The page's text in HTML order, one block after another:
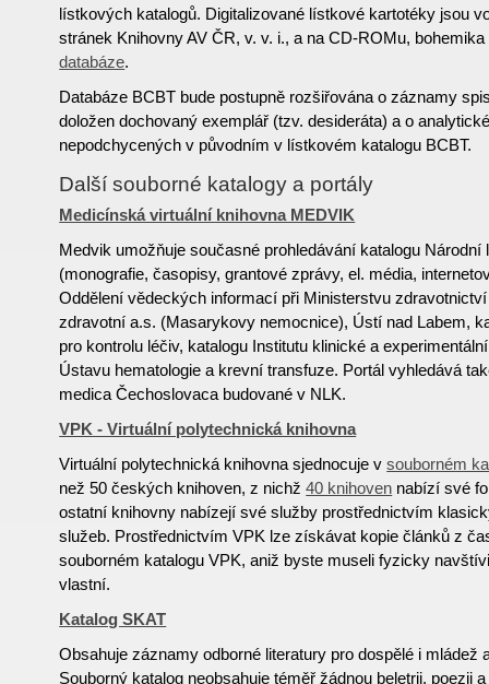
lístkových katalogů. Digitalizované lístkové kartotéky jsou
stránek Knihovny AV ČR, v. v. i., a na CD-ROMu,
databáze.
Databáze BCBT bude postupně rozšiřována o záznamy
doložen dochovaný exemplář (tzv. desideráta) a o
nepodchycených v původním v lístkovém katalogu BCBT.
Další souborné katalogy a portály
Medicínská virtuální knihovna MEDVIK
Medvik umožňuje současné prohledávání katalogu Národní
(monografie, časopisy, grantové zprávy, el. média,
Oddělení vědeckých informací při Ministerstvu
zdravotní a.s. (Masarykovy nemocnice), Ústí nad Labem,
pro kontrolu léčiv, katalogu Institutu klinické a
Ústavu hematologie a krevní transfuze. Portál vyhledává
medica Čechoslovaca budované v NLK.
VPK - Virtuální polytechnická knihovna
Virtuální polytechnická knihovna sjednocuje vsouborném
než 50 českých knihoven, z nichž40 knihoven nabízí své
ostatní knihovny nabízejí své služby prostřednictvím
služeb. Prostřednictvím VPK lze získávat kopie článků z
souborném katalogu VPK, aniž byste museli fyzicky
vlastní.
Katalog SKAT
Obsahuje záznamy odborné literatury pro dospělé i mládež
Souborný katalog neobsahuje téměř žádnou beletrii, poezii